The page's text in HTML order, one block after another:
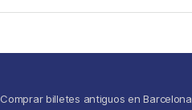
Comprar billetes antiguos en Barcelona